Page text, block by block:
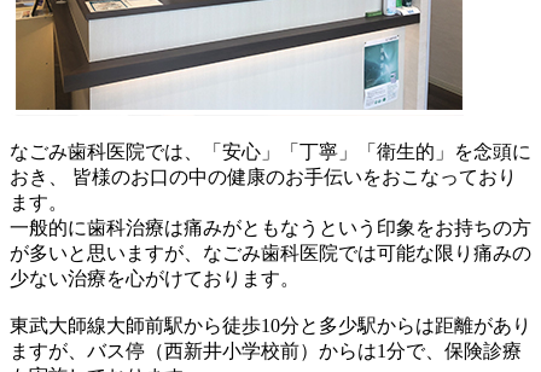
なごみ歯科医院では、「安心」「丁寧」「衛生的」を念頭に
おき、 皆様のお口の中の健康のお手伝いをおこなっており
ます。
一般的に歯科治療は痛みがともなうという印象をお持ちの方
が多いと思いますが、なごみ歯科医院では可能な限り痛みの
少ない治療を心がけております。
東武大師線大師前駅から徒歩10分と多少駅からは距離があり
ますが、バス停（西新井小学校前）からは1分で、保険診療